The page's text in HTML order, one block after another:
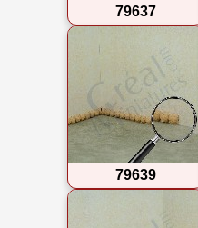
79637
79639